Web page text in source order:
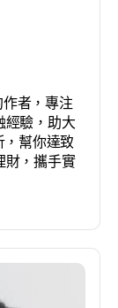
作者，專注
經驗，助大
，幫你達致
財，攜手實